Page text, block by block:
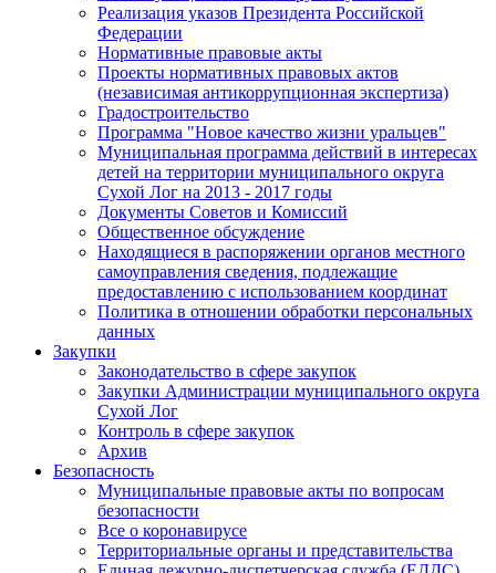
Реализация указов Президента Российской
Федерации
Нормативные правовые акты
Проекты нормативных правовых актов
(независимая антикоррупционная экспертиза)
Градостроительство
Программа "Новое качество жизни уральцев"
Муниципальная программа действий в интересах
детей на территории муниципального округа
Сухой Лог на 2013 - 2017 годы
Документы Советов и Комиссий
Общественное обсуждение
Находящиеся в распоряжении органов местного
самоуправления сведения, подлежащие
предоставлению с использованием координат
Политика в отношении обработки персональных
данных
Закупки
Законодательство в сфере закупок
Закупки Администрации муниципального округа
Сухой Лог
Контроль в сфере закупок
Архив
Безопасность
Муниципальные правовые акты по вопросам
безопасности
Все о коронавирусе
Территориальные органы и представительства